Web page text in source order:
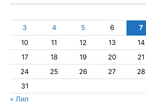
3
4 5 6 7
10
11 12 13 14
17
18 19 20 21
24
25 26 27 28
31
« Лип